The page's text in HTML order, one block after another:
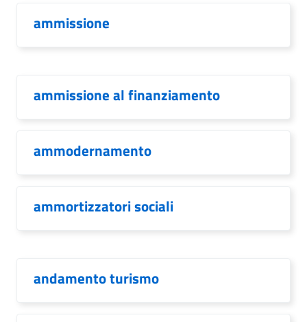
ammissione
ammissione al finanziamento
ammodernamento
ammortizzatori sociali
andamento turismo